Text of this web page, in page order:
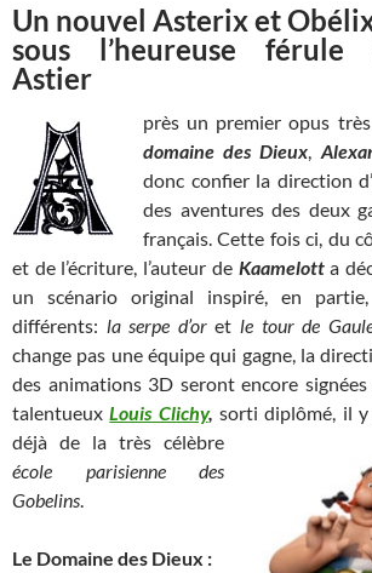
Un nouvel Asterix et
sous l’heureuse férule
Astier
près un premier opus
domaine des Dieux,
donc confier la direction
des aventures des deux
français. Cette fois ci, du
et de l’écriture, l’auteur de Kaamelotta
un scénario original inspiré, en
différents: la serpe d’oret le tour de
change pas une équipe qui gagne, la
des animations 3D seront encore
talentueuxLouis Clichy, sorti diplômé, il
déjà de la très célèbre
école parisienne des
Gobelins.
Le Domaine des Dieux :